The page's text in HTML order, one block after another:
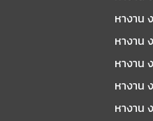
หางาน
หางาน
หางาน
หางาน
หางาน